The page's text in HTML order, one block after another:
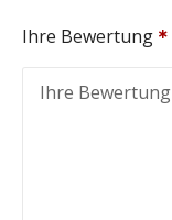
Ihre Bewertung
Ihre Bewertung